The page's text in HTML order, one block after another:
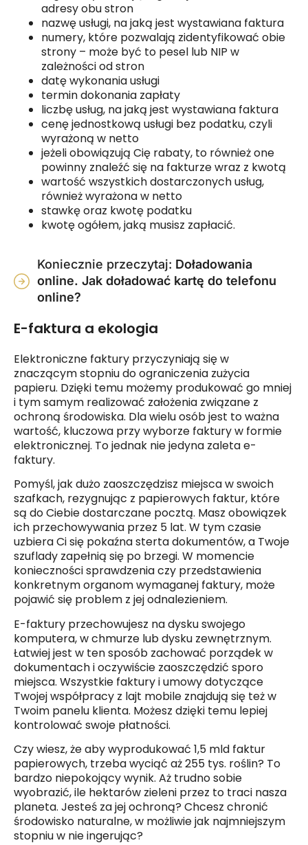
adresy obu stron
nazwę usługi, na jaką jest wystawiana faktura
numery, które pozwalają zidentyfikować obie
strony – może być to pesel lub NIP w
zależności od stron
datę wykonania usługi
termin dokonania zapłaty
liczbę usług, na jaką jest wystawiana faktura
cenę jednostkową usługi bez podatku, czyli
wyrażoną w netto
jeżeli obowiązują Cię rabaty, to również one
powinny znaleźć się na fakturze wraz z kwotą
wartość wszystkich dostarczonych usług,
również wyrażona w netto
stawkę oraz kwotę podatku
kwotę ogółem, jaką musisz zapłacić.
Koniecznie przeczytaj: Doładowania
online. Jak doładować kartę do telefonu
online?
E-faktura a ekologia
Elektroniczne faktury przyczyniają się w
znaczącym stopniu do ograniczenia zużycia
papieru. Dzięki temu możemy produkować go mniej
i tym samym realizować założenia związane z
ochroną środowiska. Dla wielu osób jest to ważna
wartość, kluczowa przy wyborze faktury w formie
elektronicznej. To jednak nie jedyna zaleta e-
faktury.
Pomyśl, jak dużo zaoszczędzisz miejsca w swoich
szafkach, rezygnując z papierowych faktur, które
są do Ciebie dostarczane pocztą. Masz obowiązek
ich przechowywania przez 5 lat. W tym czasie
uzbiera Ci się pokaźna sterta dokumentów, a Twoje
szuflady zapełnią się po brzegi. W momencie
konieczności sprawdzenia czy przedstawienia
konkretnym organom wymaganej faktury, może
pojawić się problem z jej odnalezieniem.
E-faktury przechowujesz na dysku swojego
komputera, w chmurze lub dysku zewnętrznym.
Łatwiej jest w ten sposób zachować porządek w
dokumentach i oczywiście zaoszczędzić sporo
miejsca. Wszystkie faktury i umowy dotyczące
Twojej współpracy z lajt mobile znajdują się też w
Twoim panelu klienta. Możesz dzięki temu lepiej
kontrolować swoje płatności.
Czy wiesz, że aby wyprodukować 1,5 mld faktur
papierowych, trzeba wyciąć aż 255 tys. roślin? To
bardzo niepokojący wynik. Aż trudno sobie
wyobrazić, ile hektarów zieleni przez to traci nasza
planeta. Jesteś za jej ochroną? Chcesz chronić
środowisko naturalne, w możliwie jak najmniejszym
stopniu w nie ingerując?